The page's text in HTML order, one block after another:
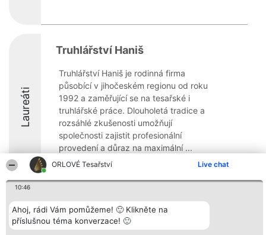
ORLOVÉ Tesařství Live chat
10:46
Ahoj, rádi Vám pomůžeme! 🙂 Klikněte na
příslušnou téma konverzace! 🙂
Laureáti
Truhlářství Haniš
Truhlářství Haniš je rodinná firma
působící v jihočeském regionu od roku
1992 a zaměřující se na tesařské i
truhlářské práce. Dlouholetá tradice a
rozsáhlé zkušenosti umožňují
společnosti zajistit profesionální
provedení a důraz na maximální ...
8.5
Organizátor hlasování
Bright Side Solutions sp. z o.
o. sp. k.
Plebiscyt
Vítězové
Seznam všech